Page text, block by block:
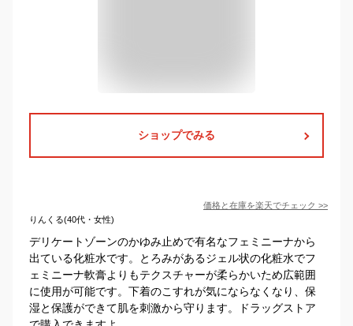
ショップでみる
価格と在庫を楽天でチェック >>
りんくる(40代・女性)
デリケートゾーンのかゆみ止めで有名なフェミニーナから
出ている化粧水です。とろみがあるジェル状の化粧水でフ
ェミニーナ軟膏よりもテクスチャーが柔らかいため広範囲
に使用が可能です。下着のこすれが気にならなくなり、保
湿と保護ができて肌を刺激から守ります。ドラッグストア